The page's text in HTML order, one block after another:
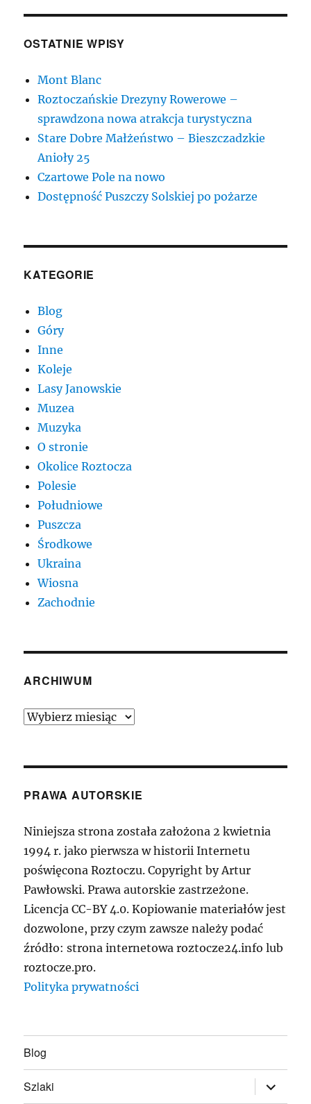
OSTATNIE WPISY
Mont Blanc
Roztoczańskie Drezyny Rowerowe –
sprawdzona nowa atrakcja turystyczna
Stare Dobre Małżeństwo – Bieszczadzkie
Anioły 25
Czartowe Pole na nowo
Dostępność Puszczy Solskiej po pożarze
KATEGORIE
Blog
Góry
Inne
Koleje
Lasy Janowskie
Muzea
Muzyka
O stronie
Okolice Roztocza
Polesie
Południowe
Puszcza
Środkowe
Ukraina
Wiosna
Zachodnie
ARCHIWUM
Archiwum
PRAWA AUTORSKIE
Niniejsza strona została założona 2 kwietnia
1994 r. jako pierwsza w historii Internetu
poświęcona Roztoczu. Copyright by Artur
Pawłowski. Prawa autorskie zastrzeżone.
Licencja CC-BY 4.0. Kopiowanie materiałów jest
dozwolone, przy czym zawsze należy podać
źródło: strona internetowa roztocze24.info lub
roztocze.pro.
Polityka prywatności
Blog
Szlaki rozwiń
menu